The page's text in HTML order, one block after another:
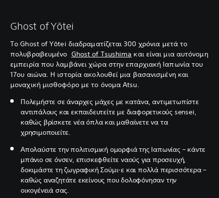
Ghost of Yōtei
Το Ghost of Yōtei διαδραματίζεται 300 χρόνια μετά το
πολυβραβευμένο Ghost of Tsushima και είναι μια αυτόνομη
εμπειρία που λαμβάνει χώρα στην επαρχιακή Ιαπωνία του
17ου αιώνα. Η ιστορία ακολουθεί μια βασανισμένη και
μοναχική μισθοφόρο με το όνομα Atsu.
Πολεμήστε σε άναρχες μάχες με κατάνα, αντιμετωπίστε
αντιπάλους και εκπαιδευτείτε με διαφορετικούς sensei,
καθώς βρίσκετε νέα όπλα και μαθαίνετε να τα
χρησιμοποιείτε.
Απολαύστε την πολιτισμική ομορφιά της Ιαπωνίας – κάντε
μπάνιο σε όνσεν, επισκεφθείτε ναούς για προσευχή,
δοκιμάστε τη ζωγραφική Σούμι-ε και πολλά περισσότερα –
καθώς αναζητάτε εκείνους που δολοφόνησαν την
οικογένειά σας.